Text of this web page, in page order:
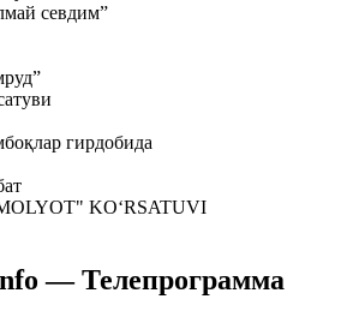
севдим”
гирдобида
KO‘RSATUVI
— Телепрограмма